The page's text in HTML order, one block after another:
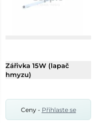
Zářivka 15W (lapač
hmyzu)
Ceny - Přihlaste se